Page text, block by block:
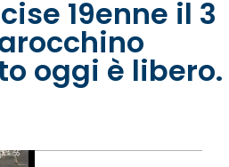
19enne il 3
oggi è libero.